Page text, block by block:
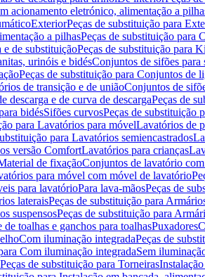
acionamento eletrónico, alimentação a
ExteriorPeças de substituição para
a pilhasPeças de substituição para
de substituiçãoPeças de substituição para
urinóis e bidésConjuntos de sifões para
Peças de substituição para Conjuntos de
de transição e de uniãoConjuntos de
descarga e de curva de descargaPeças de
bidésSifões curvosPeças de substituição
para Lavatórios para móvelLavatórios de
para Lavatórios semiencastrados
versão ComfortLavatórios para crianças
de fixaçãoConjuntos de lavatório
para móvel com móvel de lavatório
para lavatórioPara lava-mãosPeças de
lateraisPeças de substituição para
suspensosPeças de substituição para
de toalhas e ganchos para toalhasPuxadores
Com iluminação integradaPeças de
Com iluminação integradaSem
Peças de substituição para Torneiras